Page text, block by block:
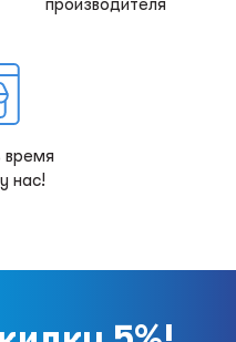
производителя
время
нас!